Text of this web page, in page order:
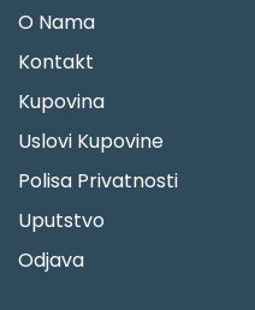
O Nama
Kontakt
Kupovina
Uslovi Kupovine
Polisa Privatnosti
Uputstvo
Odjava